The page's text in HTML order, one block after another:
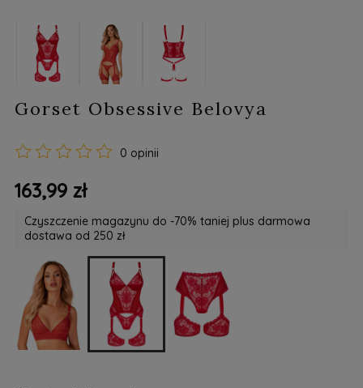
Gorset Obsessive Belovya
0 opinii
163,99 zł
Czyszczenie magazynu do -70% taniej plus darmowa
dostawa od 250 zł